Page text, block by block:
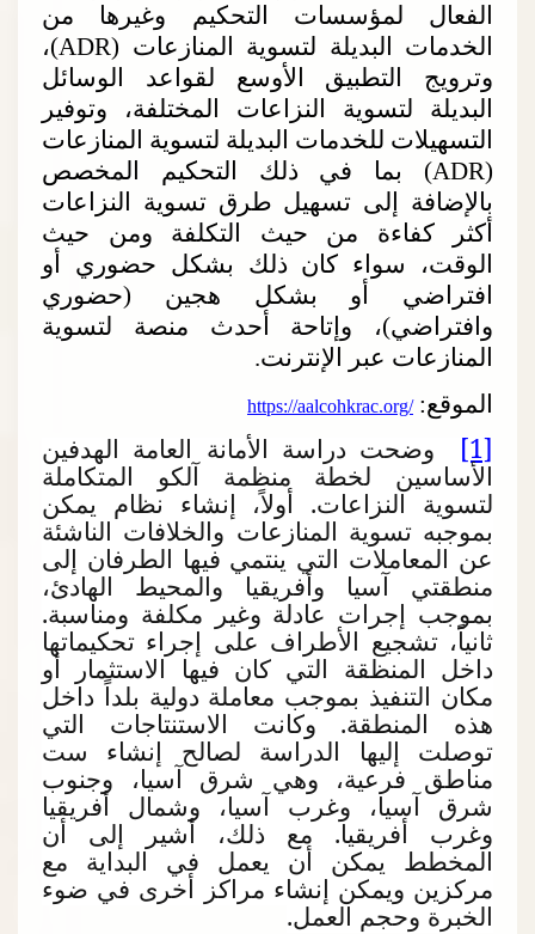
الفعال لمؤسسات التحكيم وغيرها من
الخدمات البديلة لتسوية المنازعات (ADR)،
وترويج التطبيق الأوسع لقواعد الوسائل
البديلة لتسوية النزاعات المختلفة، وتوفير
التسهيلات للخدمات البديلة لتسوية المنازعات
ADR) بما في ذلك التحكيم المخصص
بالإضافة إلى تسهيل طرق تسوية النزاعات
أكثر كفاءة من حيث التكلفة ومن حيث
الوقت، سواء كان ذلك بشكل حضوري أو
افتراضي أو بشكل هجين (حضوري
وافتراضي)، وإتاحة أحدث منصة لتسوية
المنازعات عبر الإنترنت.
الموقع:https://aalcohkrac.org/
[1] وضحت دراسة الأمانة العامة الهدفين
الأساسين لخطة منظمة آلكو المتكاملة
لتسوية النزاعات. أولاً، إنشاء نظام يمكن
بموجبه تسوية المنازعات والخلافات الناشئة
عن المعاملات التي ينتمي فيها الطرفان إلى
منطقتي آسيا وأفريقيا والمحيط الهادئ،
بموجب إجرات عادلة وغير مكلفة ومناسبة.
ثانياً، تشجيع الأطراف على إجراء تحكيماتها
داخل المنظقة التي كان فيها الاستثمار أو
مكان التنفيذ بموجب معاملة دولية بلداً داخل
هذه المنطقة. وكانت الاستنتاجات التي
توصلت إليها الدراسة لصالح إنشاء ست
مناطق فرعية، وهي شرق آسيا، وجنوب
شرق آسيا، وغرب آسيا، وشمال أفريقيا
وغرب أفريقيا. مع ذلك، أشير إلى أن
المخطط يمكن أن يعمل في البداية مع
مركزين ويمكن إنشاء مراكز أخرى في ضوء
الخبرة وحجم العمل.